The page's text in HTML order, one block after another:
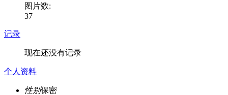
图片数:
37
记录
现在还没有记录
个人资料
性别保密